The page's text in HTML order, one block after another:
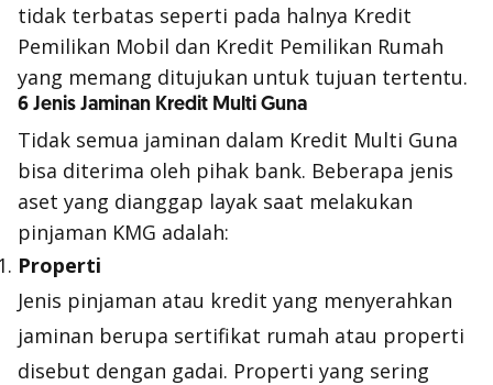
tidak terbatas seperti pada halnya Kredit
Pemilikan Mobil dan Kredit Pemilikan Rumah
yang memang ditujukan untuk tujuan tertentu.
6 Jenis Jaminan Kredit Multi Guna
Tidak semua jaminan dalam Kredit Multi Guna
bisa diterima oleh pihak bank. Beberapa jenis
aset yang dianggap layak saat melakukan
pinjaman KMG adalah:
Properti
Jenis pinjaman atau kredit yang menyerahkan
jaminan berupa sertifikat rumah atau properti
disebut dengan gadai. Properti yang sering